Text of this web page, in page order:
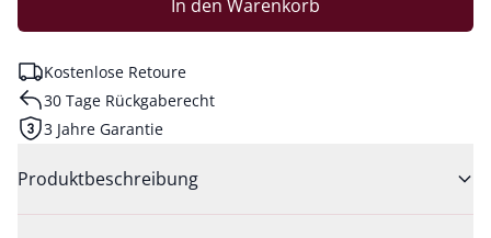
In den Warenkorb
Kostenlose Retoure
30 Tage Rückgaberecht
3 Jahre Garantie
Produktbeschreibung